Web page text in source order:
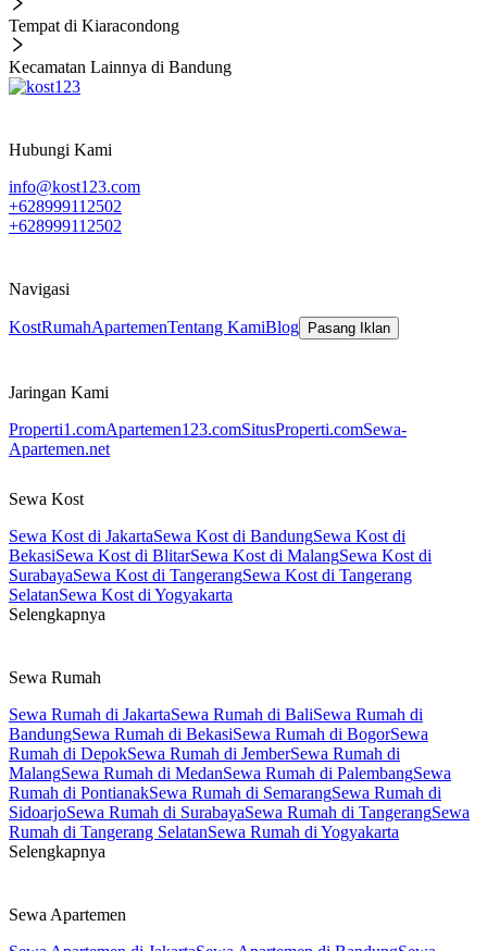
Tempat di Kiaracondong
Kecamatan Lainnya di Bandung
Hubungi Kami
info@kost123.com
+628999112502
+628999112502
Navigasi
KostRumahApartemenTentang KamiBlog Pasang Iklan
Jaringan Kami
Properti1.comApartemen123.comSitusProperti.comSewa-
Apartemen.net
Sewa Kost
Sewa Kost di JakartaSewa Kost di BandungSewa Kost di
BekasiSewa Kost di BlitarSewa Kost di MalangSewa Kost di
SurabayaSewa Kost di TangerangSewa Kost di Tangerang
SelatanSewa Kost di Yogyakarta
Selengkapnya
Sewa Rumah
Sewa Rumah di JakartaSewa Rumah di BaliSewa Rumah di
BandungSewa Rumah di BekasiSewa Rumah di BogorSewa
Rumah di DepokSewa Rumah di JemberSewa Rumah di
MalangSewa Rumah di MedanSewa Rumah di PalembangSewa
Rumah di PontianakSewa Rumah di SemarangSewa Rumah di
SidoarjoSewa Rumah di SurabayaSewa Rumah di TangerangSewa
Rumah di Tangerang SelatanSewa Rumah di Yogyakarta
Selengkapnya
Sewa Apartemen